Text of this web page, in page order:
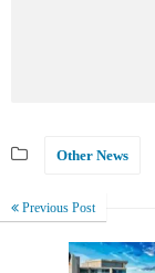
Other News
Previous Post